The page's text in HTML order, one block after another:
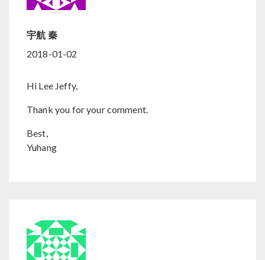
宇航 秦
2018-01-02
Hi Lee Jeffy,
Thank you for your comment.
Best,
Yuhang